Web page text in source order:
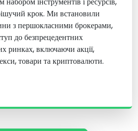
крок. Ми встановили
з першокласними брокерами,
до безпрецедентних
ринках, включаючи акції,
товари та криптовалюти.